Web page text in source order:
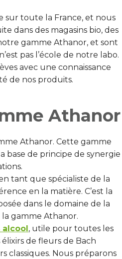
sur toute la France, et nous
dans des magasins bio, des
gamme Athanor, et sont
pas l’école de notre labo.
avec une connaissance
de nos produits.
Athanor
Athanor. Cette gamme
base de principe de synergie
tant que spécialiste de la
en la matière. C’est la
dans le domaine de la
gamme Athanor.
, utile pour toutes les
de fleurs de Bach
classiques. Nous préparons